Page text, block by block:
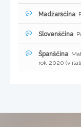
Madžarščina:
Slovenščina:
Španščina:
rok 2020 (v